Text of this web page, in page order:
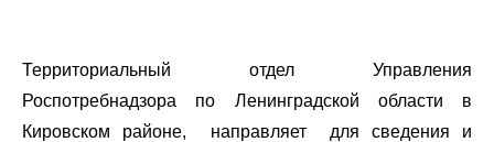
Территориальный отдел Управления
Роспотребнадзора по Ленинградской области в
Кировском районе, направляет для сведения и